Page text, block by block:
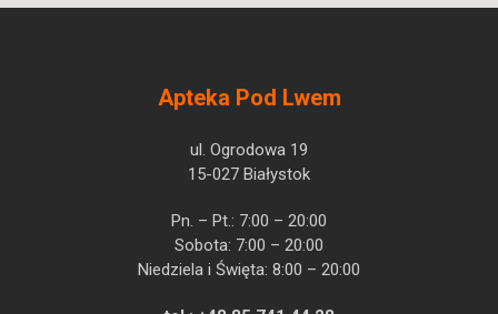
Apteka Pod Lwem
ul. Ogrodowa 19
15-027 Białystok
Pn. – Pt.: 7:00 – 20:00
Sobota: 7:00 – 20:00
Niedziela i Święta: 8:00 – 20:00